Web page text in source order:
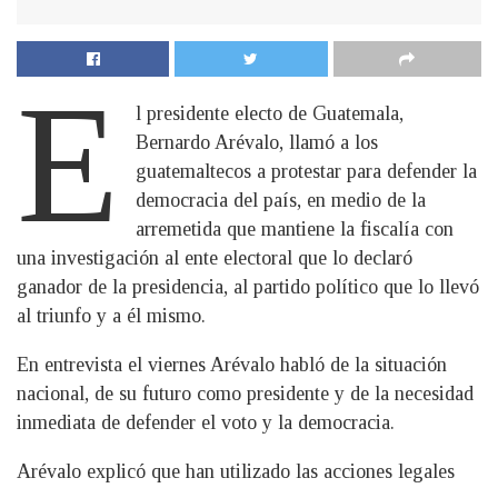
E
l presidente electo de Guatemala,
Bernardo Arévalo, llamó a los
guatemaltecos a protestar para defender la
democracia del país, en medio de la
arremetida que mantiene la fiscalía con
una investigación al ente electoral que lo declaró
ganador de la presidencia, al partido político que lo llevó
al triunfo y a él mismo.
En entrevista el viernes Arévalo habló de la situación
nacional, de su futuro como presidente y de la necesidad
inmediata de defender el voto y la democracia.
Arévalo explicó que han utilizado las acciones legales